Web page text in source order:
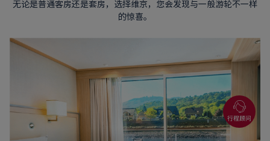
无论是普通客房还是套房，选择维京，您会发现与一般游轮不一样
的惊喜。